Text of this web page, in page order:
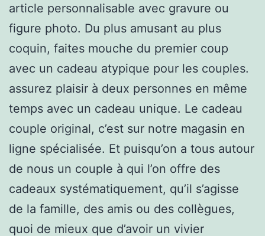
article personnalisable avec gravure ou
figure photo. Du plus amusant au plus
coquin, faites mouche du premier coup
avec un cadeau atypique pour les couples.
assurez plaisir à deux personnes en même
temps avec un cadeau unique. Le cadeau
couple original, c’est sur notre magasin en
ligne spécialisée. Et puisqu’on a tous autour
de nous un couple à qui l’on offre des
cadeaux systématiquement, qu’il s’agisse
de la famille, des amis ou des collègues,
quoi de mieux que d’avoir un vivier